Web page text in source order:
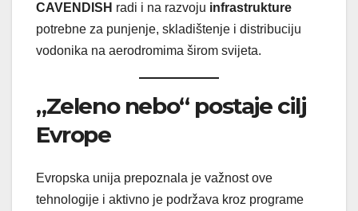
CAVENDISH radi i na razvoju infrastrukture
potrebne za punjenje, skladištenje i distribuciju
vodonika na aerodromima širom svijeta.
„Zeleno nebo“ postaje cilj
Evrope
Evropska unija prepoznala je važnost ove
tehnologije i aktivno je podržava kroz programe